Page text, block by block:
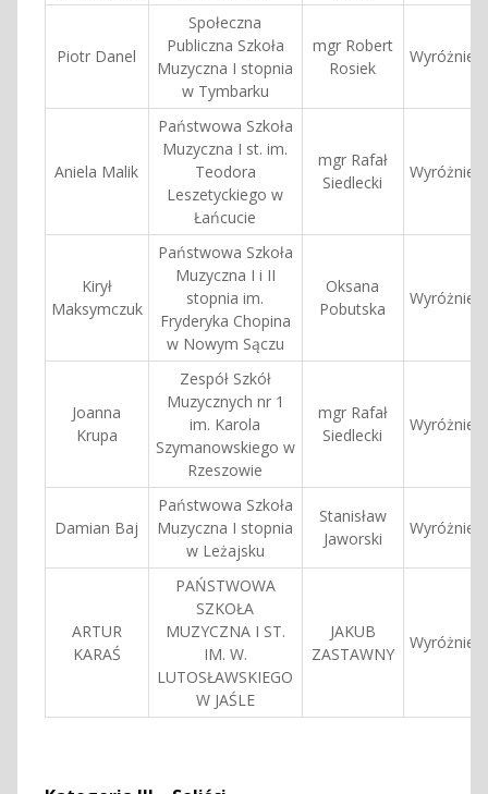
Piotr Danel
Społeczna
Publiczna Szkoła
Muzyczna I stopnia
w Tymbarku
mgr Robert
Rosiek
Aniela Malik
Państwowa Szkoła
Muzyczna I st. im.
Teodora
Leszetyckiego w
Łańcucie
mgr Rafał
Siedlecki
Kirył
Maksymczuk
Państwowa Szkoła
Muzyczna I i II
stopnia im.
Fryderyka Chopina
w Nowym Sączu
Oksana
Pobutska
Joanna
Krupa
Zespół Szkół
Muzycznych nr 1
im. Karola
Szymanowskiego w
Rzeszowie
mgr Rafał
Siedlecki
Damian Baj
Państwowa Szkoła
Muzyczna I stopnia
w Leżajsku
Stanisław
Jaworski
ARTUR
KARAŚ
PAŃSTWOWA
SZKOŁA
MUZYCZNA I ST.
IM. W.
LUTOSŁAWSKIEGO
W JAŚLE
JAKUB
ZASTAWNY